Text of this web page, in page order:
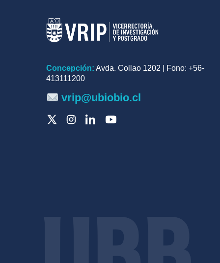
Concepción: Avda. Collao 1202 | Fono: +56-
413111200
vrip@ubiobio.cl